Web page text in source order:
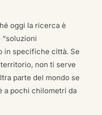
oggi la ricerca è
in specifiche città. Se
non ti serve
parte del mondo se
a pochi chilometri da